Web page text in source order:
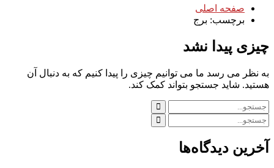
صفحه اصلی
برچسب: برج
چیزی پیدا نشد
به نظر می رسد ما می توانیم چیزی را پیدا کنیم که به دنبال آن
هستید. شاید جستجو بتواند کمک کند.
آخرین دیدگاه‌ها